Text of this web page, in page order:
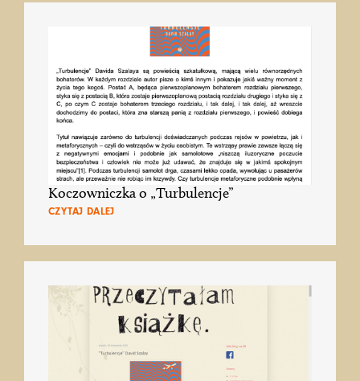
Koczowniczka o „Turbulencje”
CZYTAJ DALEJ